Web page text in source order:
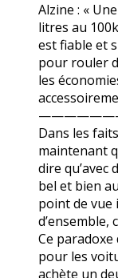
Alzine : «
litres au
est fiable et
pour rouler
les
Dans les
maintenant
dire qu’avec
bel et bien
point de vue
d’ensemble,
Ce
pour les
achète un